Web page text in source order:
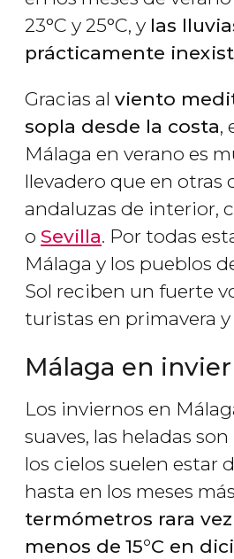
23°C y 25°C, y las
prácticamente
Gracias al viento
sopla desde la costa,
Málaga en verano es
llevadero que en otras
andaluzas de interior,
o Sevilla. Por todas
Málaga y los pueblos
Sol reciben un fuerte
turistas en primavera y
Málaga en
Los inviernos en
suaves, las heladas
los cielos suelen estar
hasta en los meses
termómetros rara
menos de 15°C en